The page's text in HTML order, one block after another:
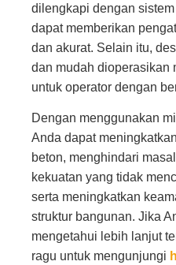
dilengkapi dengan
dapat memberikan
dan akurat. Selain itu,
dan mudah dioperasikan
untuk operator dengan
Dengan menggunakan
Anda dapat
beton, menghindari
kekuatan yang tidak
serta meningkatkan
struktur bangunan. Jika
mengetahui lebih lanjut
ragu untuk mengunjungi